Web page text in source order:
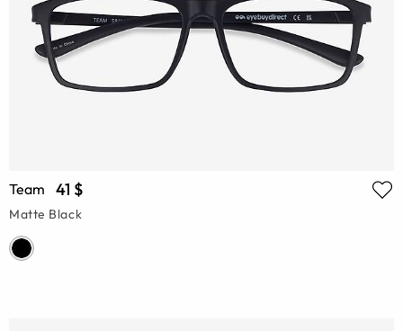
Team 41 $
Matte Black